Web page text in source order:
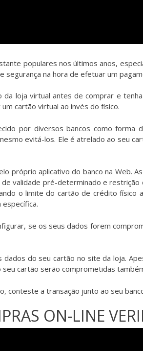
populares nos últimos anos,
na hora de efetuar um
da loja virtual antes de comprar e
cartão virtual ao invés do físico.
por diversos bancos como
evitá-los. Ele é atrelado ao seu
próprio aplicativo do banco na Web.
validade pré-determinado e
o limite do cartão de crédito físico
se os seus dados forem
do seu cartão no site da loja.
cartão serão comprometidas
conteste a transação junto ao seu
ON-LINE